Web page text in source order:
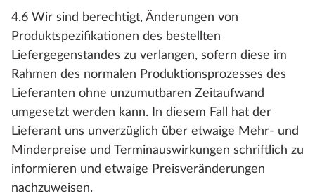
4.6 Wir sind berechtigt, Änderungen von
Produktspezifikationen des bestellten
Liefergegenstandes zu verlangen, sofern diese im
Rahmen des normalen Produktionsprozesses des
Lieferanten ohne unzumutbaren Zeitaufwand
umgesetzt werden kann. In diesem Fall hat der
Lieferant uns unverzüglich über etwaige Mehr- und
Minderpreise und Terminauswirkungen schriftlich zu
informieren und etwaige Preisveränderungen
nachzuweisen.